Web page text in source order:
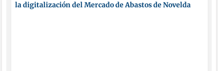
la digitalización del Mercado de Abastos de Novelda